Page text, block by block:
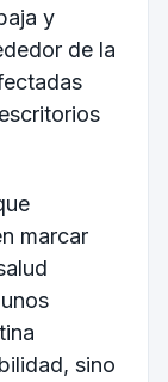
y
de la
marcar
sino